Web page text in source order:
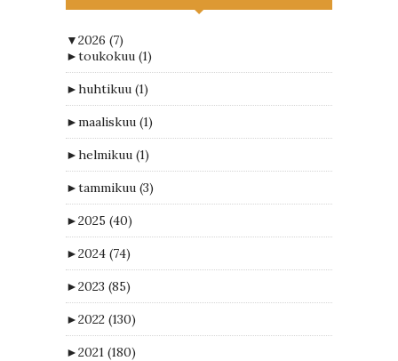
▼2026 (7)
►toukokuu (1)
►huhtikuu (1)
►maaliskuu (1)
►helmikuu (1)
►tammikuu (3)
►2025 (40)
►2024 (74)
►2023 (85)
►2022 (130)
►2021 (180)